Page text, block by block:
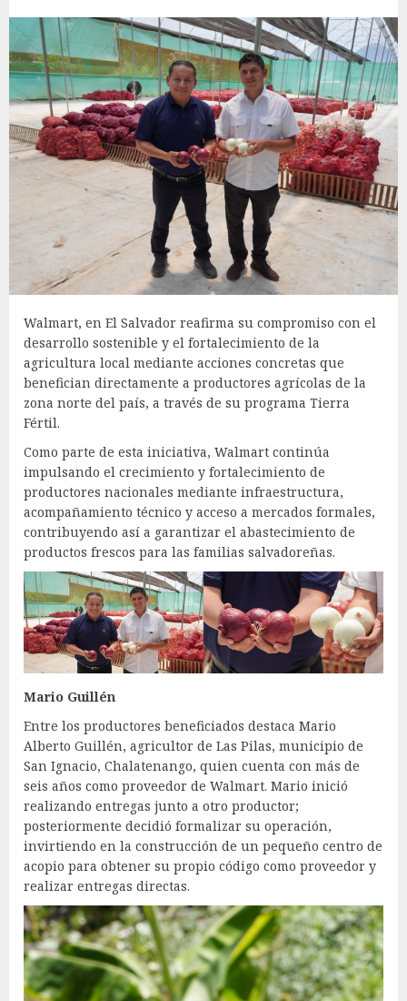
Walmart, en El Salvador reafirma su compromiso con el
desarrollo sostenible y el fortalecimiento de la
agricultura local mediante acciones concretas que
benefician directamente a productores agrícolas de la
zona norte del país, a través de su programa Tierra
Fértil.
Como parte de esta iniciativa, Walmart continúa
impulsando el crecimiento y fortalecimiento de
productores nacionales mediante infraestructura,
acompañamiento técnico y acceso a mercados formales,
contribuyendo así a garantizar el abastecimiento de
productos frescos para las familias salvadoreñas.
Mario Guillén
Entre los productores beneficiados destaca Mario
Alberto Guillén, agricultor de Las Pilas, municipio de
San Ignacio, Chalatenango, quien cuenta con más de
seis años como proveedor de Walmart. Mario inició
realizando entregas junto a otro productor;
posteriormente decidió formalizar su operación,
invirtiendo en la construcción de un pequeño centro de
acopio para obtener su propio código como proveedor y
realizar entregas directas.